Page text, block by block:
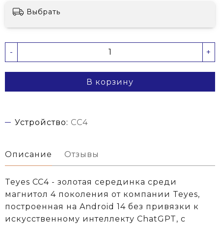
Выбрать
- +
В корзину
Устройство: CC4
Описание Отзывы
Teyes CC4 - золотая серединка среди
магнитол 4 поколения от компании Teyes,
построенная на Android 14 без привязки к
искусственному интеллекту ChatGPT, с